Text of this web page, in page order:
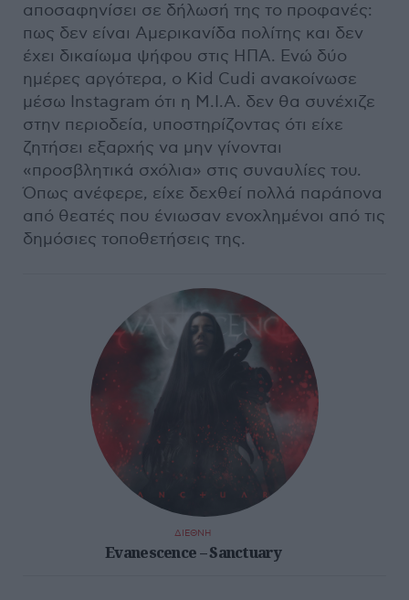
αποσαφηνίσει σε δήλωσή της το προφανές:
πως δεν είναι Αμερικανίδα πολίτης και δεν
έχει δικαίωμα ψήφου στις ΗΠΑ. Ενώ δύο
ημέρες αργότερα, ο Kid Cudi ανακοίνωσε
μέσω Instagram ότι η M.I.A. δεν θα συνέχιζε
στην περιοδεία, υποστηρίζοντας ότι είχε
ζητήσει εξαρχής να μην γίνονται
«προσβλητικά σχόλια» στις συναυλίες του.
Όπως ανέφερε, είχε δεχθεί πολλά παράπονα
από θεατές που ένιωσαν ενοχλημένοι από τις
δημόσιες τοποθετήσεις της.
ΔΙΕΘΝΗ
Evanescence – Sanctuary